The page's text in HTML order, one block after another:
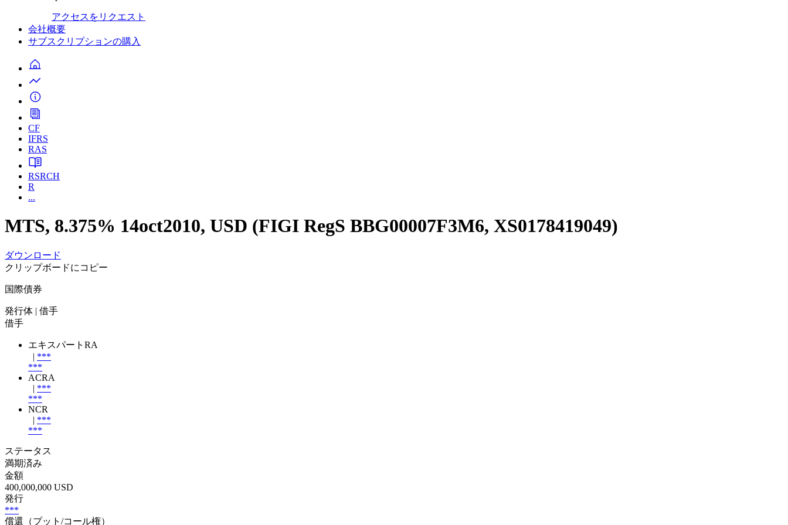
アクセスをリクエスト
会社概要
サブスクリプションの購入
CF
IFRS
RAS
RSRCH
R
...
MTS, 8.375% 14oct2010, USD (FIGI RegS BBG00007F3M6, XS0178419049)
ダウンロード
クリップボードにコピー
国際債券
発行体 | 借手
借手
エキスパートRA
| ***
***
ACRA
| ***
***
NCR
| ***
***
ステータス
満期済み
金額
400,000,000 USD
発行
***
償還（プット/コール権）